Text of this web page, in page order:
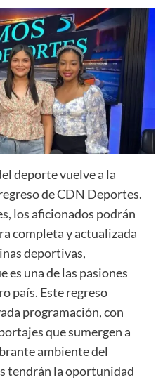
deporte vuelve a la
de CDN Deportes.
los aficionados podrán
completa y actualizada
deportivas,
es una de las pasiones
país. Este regreso
programación, con
que sumergen a
ambiente del
tendrán la oportunidad